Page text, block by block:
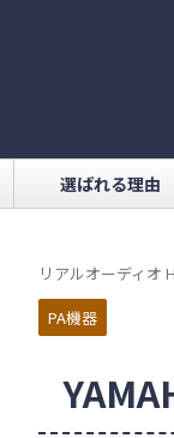
選ばれる理由
リアルオーディオ
PA機器